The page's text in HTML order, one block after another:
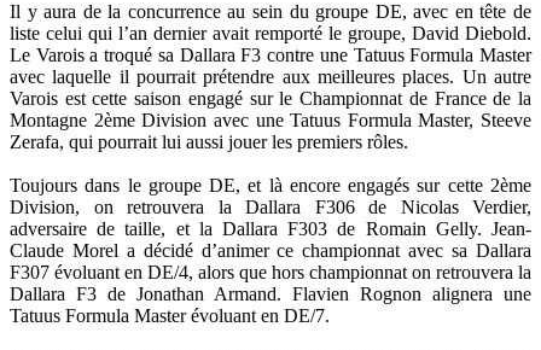
Il y aura de la concurrence au sein du groupe DE, avec en tête de
liste celui qui l’an dernier avait remporté le groupe, David Diebold.
Le Varois a troqué sa Dallara F3 contre une Tatuus Formula Master
avec laquelle il pourrait prétendre aux meilleures places. Un autre
Varois est cette saison engagé sur le Championnat de France de la
Montagne 2ème Division avec une Tatuus Formula Master, Steeve
Zerafa, qui pourrait lui aussi jouer les premiers rôles.
Toujours dans le groupe DE, et là encore engagés sur cette 2ème
Division, on retrouvera la Dallara F306 de Nicolas Verdier,
adversaire de taille, et la Dallara F303 de Romain Gelly. Jean-
Claude Morel a décidé d’animer ce championnat avec sa Dallara
F307 évoluant en DE/4, alors que hors championnat on retrouvera la
Dallara F3 de Jonathan Armand. Flavien Rognon alignera une
Tatuus Formula Master évoluant en DE/7.